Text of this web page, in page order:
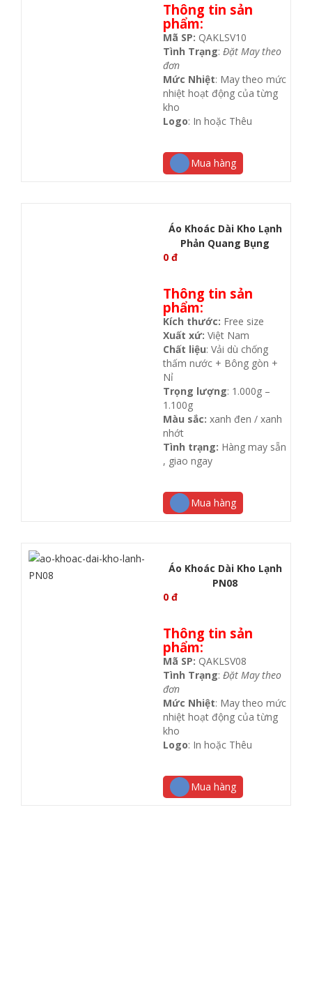
Thông tin sản
phẩm:
Mã SP: QAKLSV10
Tình Trạng: Đặt May theo
đơn
Mức Nhiệt: May theo mức
nhiệt hoạt động của từng
kho
Logo: In hoặc Thêu
Mua hàng
Áo Khoác Dài Kho Lạnh
Phản Quang Bụng
0 đ
Thông tin sản
phẩm:
Kích thước: Free size
Xuất xứ: Việt Nam
Chất liệu: Vải dù chống
thấm nước + Bông gòn +
Nỉ
Trọng lượng: 1.000g –
1.100g
Màu sắc: xanh đen / xanh
nhớt
Tình trạng: Hàng may sẵn
, giao ngay
Mua hàng
Áo Khoác Dài Kho Lạnh
PN08
0 đ
Thông tin sản
phẩm:
Mã SP: QAKLSV08
Tình Trạng: Đặt May theo
đơn
Mức Nhiệt: May theo mức
nhiệt hoạt động của từng
kho
Logo: In hoặc Thêu
Mua hàng